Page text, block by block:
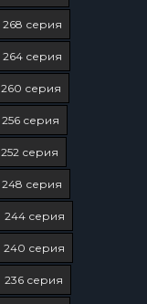
268 серия
264 серия
260 серия
256 серия
252 серия
248 серия
244 серия
240 серия
236 серия